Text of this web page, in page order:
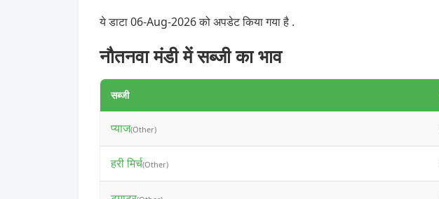
ये डाटा 06-Aug-2026 को अपडेट किया गया है .
नौतनवा मंडी में सब्जी का भाव
सब्जी
प्याज(Other)
हरी मिर्च(Other)